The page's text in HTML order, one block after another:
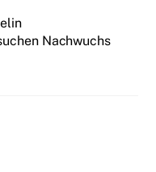
Nachwuchs